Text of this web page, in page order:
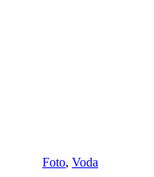
Foto, Voda